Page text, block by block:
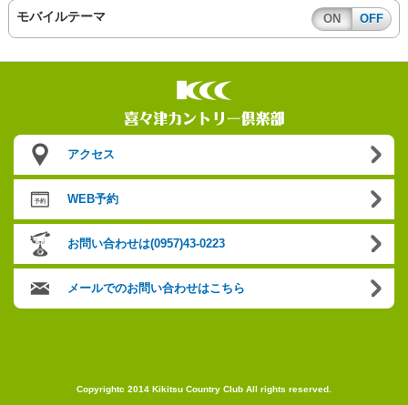
モバイルテーマ ON OFF
アクセス
WEB予約
お問い合わせは(0957)43-0223
メールでのお問い合わせはこちら
Copyrightc 2014 Kikitsu Country Club All rights reserved.